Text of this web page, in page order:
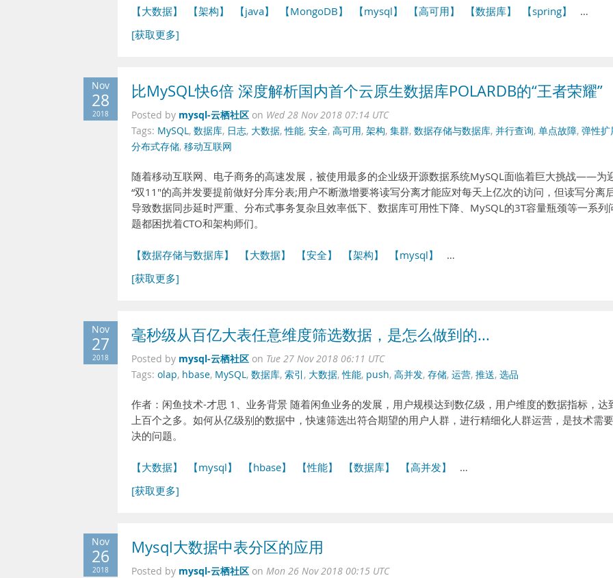
【大数据】 【架构】 【java】 【MongoDB】 【mysql】 【高可用】 【数据库】 【spring】
…
[获取更多]
Nov
28
2018
比MySQL快6倍 深度解析国内首个云原生数据库POLARDB的“王者荣耀”
Posted by mysql-云栖社区 on Wed 28 Nov 2018 07:14 UTC
Tags: MySQL, 数据库, 日志, 大数据,性能, 安全, 高可用, 架构, 集群, 数据存储与数据库, 并行查询, 单点故障, 弹性扩
分布式存储, 移动互联网
随着移动互联网、电子商务的高速发展，被使用最多的企业级开源数据系统MySQL面临着巨大挑战——为
“双11"的高并发要提前做好分库分表;用户不断激增要将读写分离才能应对每天上亿次的访问，但读写分离
导致数据同步延时严重、分布式事务复杂且效率低下、数据库可用性下降、MySQL的3T容量瓶颈等一系列
题都困扰着CTO和架构师们。
【数据存储与数据库】 【大数据】 【安全】 【架构】 【mysql】
…
[获取更多]
Nov
27
2018
毫秒级从百亿大表任意维度筛选数据，是怎么做到的...
Posted by mysql-云栖社区 on Tue 27 Nov 2018 06:11 UTC
Tags: olap, hbase, MySQL, 数据库, 索引 , 大数据,性能, push, 高并发, 存储, 运营, 推送, 选品
作者：闲鱼技术-才思 1、业务背景 随着闲鱼业务的发展，用户规模达到数亿级，用户维度的数据指标，达
上百个之多。如何从亿级别的数据中，快速筛选出符合期望的用户人群，进行精细化人群运营，是技术需
决的问题。
【大数据】 【mysql】 【hbase】 【性能】 【数据库】 【高并发】
…
[获取更多]
Nov
26
2018
Mysql大数据中表分区的应用
Posted by mysql-云栖社区 on Mon 26 Nov 2018 00:15 UTC